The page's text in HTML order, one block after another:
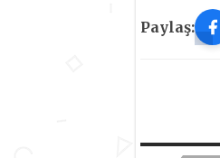
Paylaş: